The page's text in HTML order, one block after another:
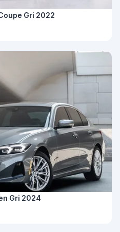
Gri 2022
Gri 2024